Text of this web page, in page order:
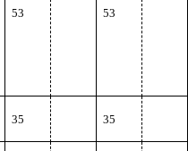
53 53
35 35